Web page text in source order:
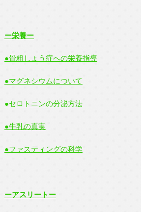
ー栄養ー
●骨粗しょう症への栄養指導
●マグネシウムについて
●セロトニンの分泌方法
●牛乳の真実
●ファスティングの科学
ーアスリートー